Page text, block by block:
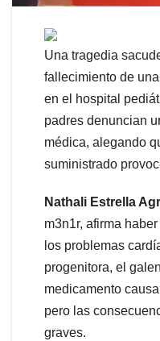
Una tragedia
fallecimiento de
en el hospital
padres denuncian
médica, alegando
suministrado
Nathali Estrella
m3n1r, afirma
los problemas
progenitora, el
medicamento
pero las
graves.